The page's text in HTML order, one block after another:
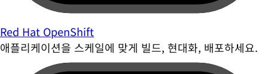
Red Hat OpenShift
애플리케이션을 스케일에 맞게 빌드, 현대화, 배포하세요.